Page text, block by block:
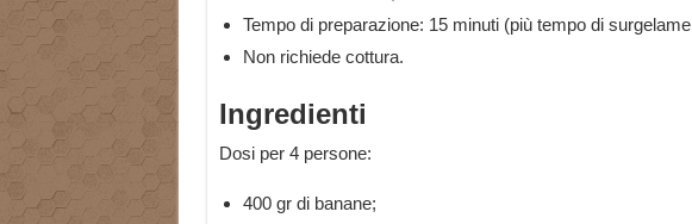
Tempo di preparazione: 15 minuti (più tempo di
Non richiede cottura.
Ingredienti
Dosi per 4 persone:
400 gr di banane;